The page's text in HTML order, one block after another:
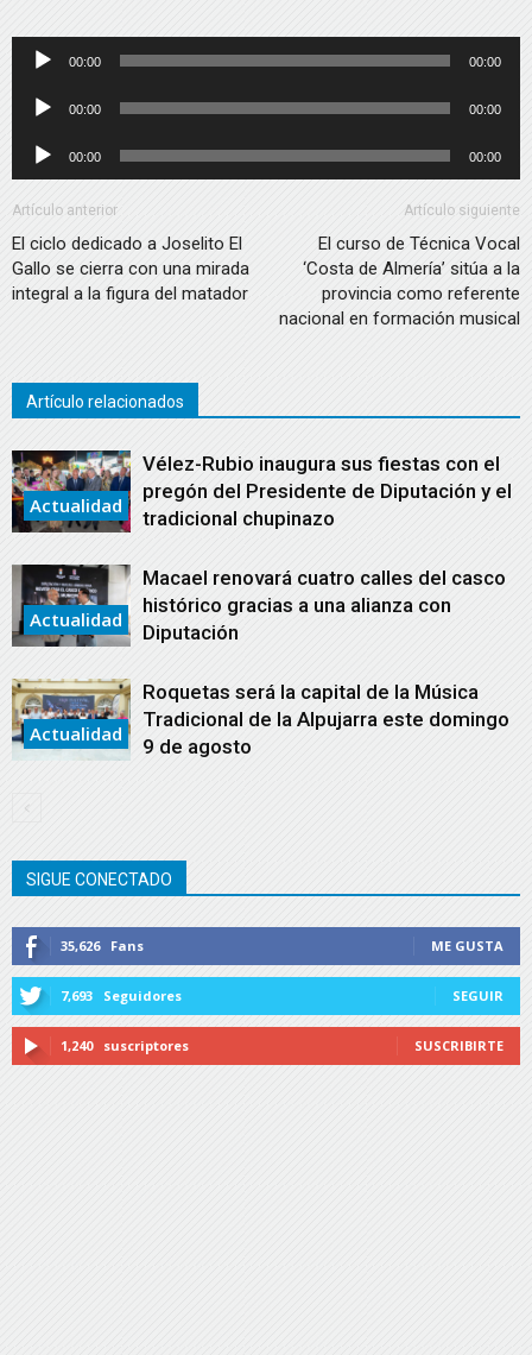
Reproductor
audio
00:00 00:00
Reproductor
audio
00:00 00:00
Reproductor
de
audio
00:00 00:00
Artículo anterior
El ciclo dedicado a Joselito El
Gallo se cierra con una mirada
integral a la figura del matador
Artículo siguiente
El curso de Técnica Vocal
‘Costa de Almería’ sitúa a la
provincia como referente
nacional en formación musical
Artículo relacionados
Actualidad
Vélez-Rubio inaugura sus fiestas con el
pregón del Presidente de Diputación y el
tradicional chupinazo
Actualidad
Macael renovará cuatro calles del casco
histórico gracias a una alianza con
Diputación
Actualidad
Roquetas será la capital de la Música
Tradicional de la Alpujarra este domingo
9 de agosto
SIGUE CONECTADO
35,626 Fans ME GUSTA
7,693 Seguidores SEGUIR
1,240 suscriptores SUSCRIBIRTE